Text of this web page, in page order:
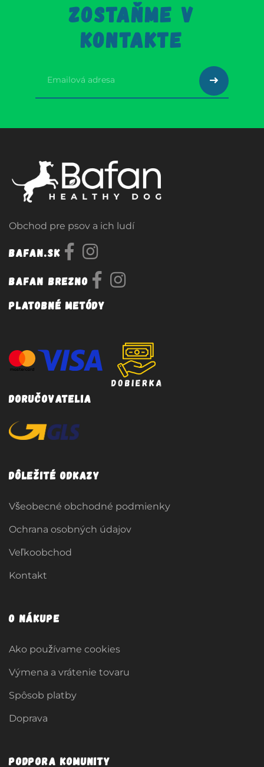
ZOSTAŇME V
KONTAKTE
Obchod pre psov a ich ludí
Bafan.sk
Bafan Brezno
Platobné metódy
Doručovatelia
Dôležité odkazy
Všeobecné obchodné podmienky
Ochrana osobných údajov
Veľkoobchod
Kontakt
O nákupe
Ako používame cookies
Výmena a vrátenie tovaru
Spôsob platby
Doprava
Podpora komunity